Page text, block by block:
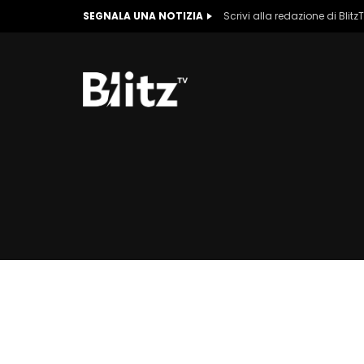
SEGNALA UNA NOTIZIA Scrivi alla redazione di